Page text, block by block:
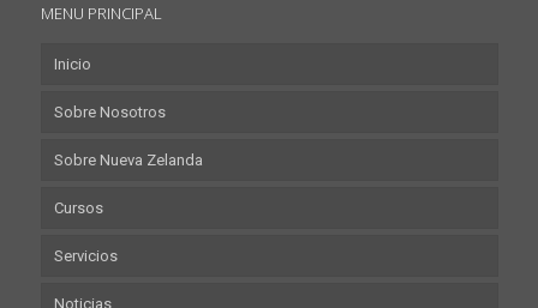
MENU PRINCIPAL
Inicio
Sobre Nosotros
Sobre Nueva Zelanda
Cursos
Servicios
Noticias